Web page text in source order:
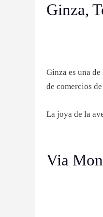
Ginza,
Ginza es una
de comercios
La joya de la
Via